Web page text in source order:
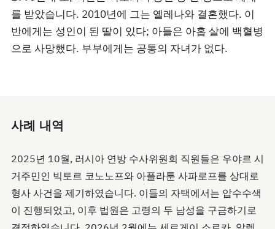
를 받았습니다. 2010년에 그는 옐레나와 결혼했다. 이
반에게는 성인이 된 딸이 있다; 아들은 아홉 살에 백혈병
으로 사망했다. 부부에게는 공통의 자녀가 없다.
사례 내역
2025년 10월, 러시아 연방 수사위원회 직원들은 우야르 시
거주민인 빅토르 코노노프와 아플라툰 사파로프를 상대로
형사 사건을 제기하였습니다. 이들의 자택에서는 압수수색
이 진행되었고, 이후 법원은 고령의 두 남성을 구금하기로